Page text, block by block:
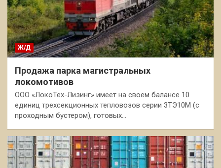
Ж/Д
Продажа парка магистральных
локомотивов
ООО «ЛокоТех-Лизинг» имеет на своем балансе 10
единиц трехсекционных тепловозов серии 3ТЭ10М (с
проходным бустером), готовых…